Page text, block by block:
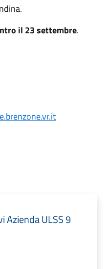
il 23 settembre.
Azienda ULSS 9